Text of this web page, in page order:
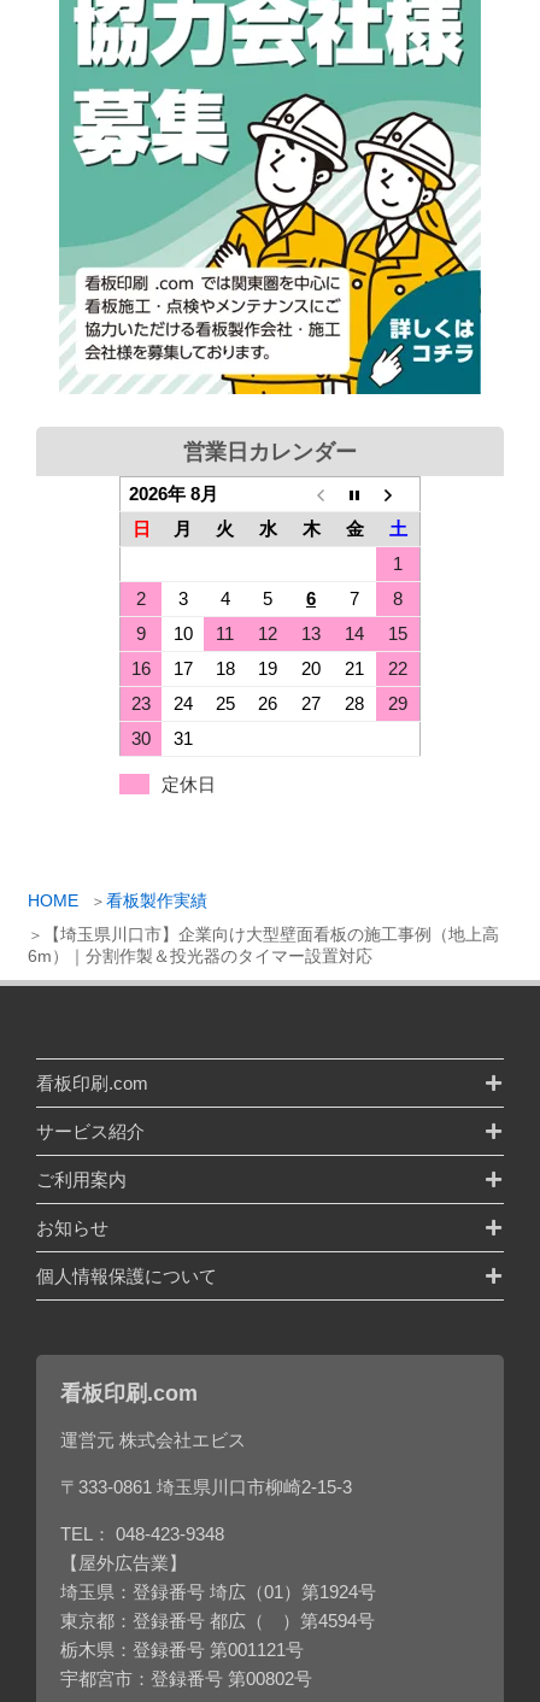
HOME
看板製作実績
【埼玉県川口市】企業向け大型壁面看板の施工事例（地上高
6m）｜分割作製＆投光器のタイマー設置対応
営業日カレンダー
2026年 8月
日
月 火 水 木 金
土
1
2
3 4 5 6 7
8
9
10 11 12 13 14
15
16
17 18 19 20 21
22
23
24 25 26 27 28
29
30
31
定休日
看板印刷.com
サービス紹介
ご利用案内
お知らせ
個人情報保護について
看板印刷.com
運営元 株式会社エビス
〒333-0861 埼玉県川口市柳崎2-15-3
TEL： 048-423-9348
【屋外広告業】
埼玉県：登録番号 埼広（01）第1924号
東京都：登録番号 都広（ ）第4594号
栃木県：登録番号 第001121号
宇都宮市：登録番号 第00802号